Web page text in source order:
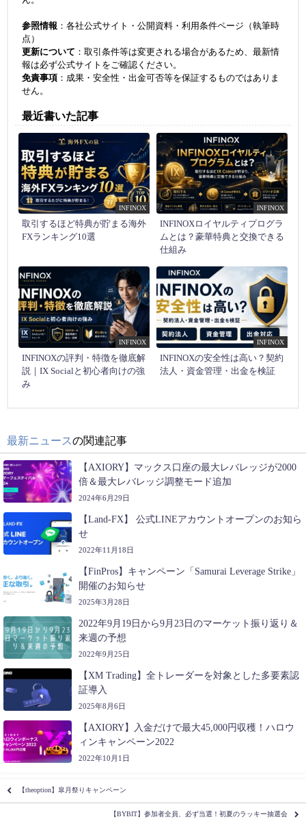
参照情報 ：各社公式サイト・公開資料・利用条件ページ（執筆時
点）
更新について ：取引条件等は変更される場合があるため、最新情
報は必ず公式サイトをご確認ください。
免責事項 ：成果・安全性・出金可否等を保証するものではありま
せん。
最近書いた記事
INFINOX
取引するほど特典が貯まる海外
FXランキング10選
INFINOX
INFINOXロイヤルティプログラ
ムとは？豪華特典と交換できる
仕組み
INFINOX
INFINOXの評判・特徴を徹底解
説｜IX Socialと初心者向けの強
み
INFINOX
INFINOXの安全性は高い？契約
法人・資金管理・出金を検証
最新ニュースの関連記事
【AXIORY】マックス口座の最大レバレッジが2000
倍＆最大レバレッジ調整モード追加
2024年6月29日
【Land-FX】 公式LINEアカウントオープンのお知ら
せ
2022年11月18日
【FinPros】キャンペーン「Samurai Leverage Strike」
開催のお知らせ
2025年3月28日
2022年9月19日から9月23日のマーケット振り返り＆
来週の予想
2022年9月25日
【XM Trading】全トレーダーを対象とした多要素認
証導入
2025年8月6日
【AXIORY】入金だけで最大45,000円収穫！ハロウ
ィンキャンペーン2022
2022年10月1日
【theoption】皐月祭りキャンペーン
【BYBIT】参加者全員、必ず当選！初夏のラッキー抽選会